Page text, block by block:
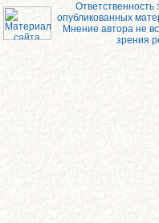
Ответственность
опубликованных
Мнение автора не
зрения